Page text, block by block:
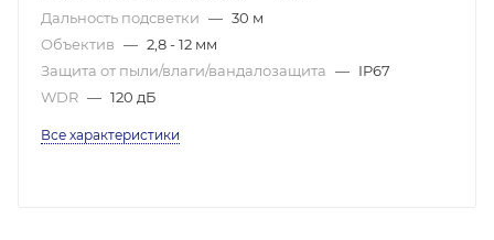
Дальность подсветки — 30 м
Объектив — 2,8 - 12 мм
Защита от пыли/влаги/вандалозащита — IP67
WDR — 120 дБ
Все характеристики